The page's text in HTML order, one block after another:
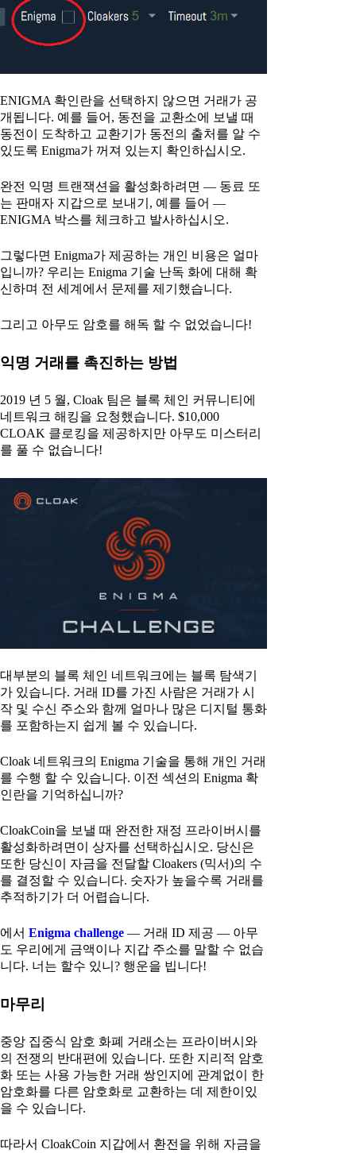
ENIGMA 확인란을 선택하지 않으면 거래가 공
개됩니다. 예를 들어, 동전을 교환소에 보낼 때
동전이 도착하고 교환기가 동전의 출처를 알 수
있도록 Enigma가 꺼져 있는지 확인하십시오.
완전 익명 트랜잭션을 활성화하려면 — 동료 또
는 판매자 지갑으로 보내기, 예를 들어 —
ENIGMA 박스를 체크하고 발사하십시오.
그렇다면 Enigma가 제공하는 개인 비용은 얼마
입니까? 우리는 Enigma 기술 난독 화에 대해 확
신하며 전 세계에서 문제를 제기했습니다.
그리고 아무도 암호를 해독 할 수 없었습니다!
익명 거래를 촉진하는 방법
2019 년 5 월, Cloak 팀은 블록 체인 커뮤니티에
네트워크 해킹을 요청했습니다. $10,000
CLOAK 클로킹을 제공하지만 아무도 미스터리
를 풀 수 없습니다!
대부분의 블록 체인 네트워크에는 블록 탐색기
가 있습니다. 거래 ID를 가진 사람은 거래가 시
작 및 수신 주소와 함께 얼마나 많은 디지털 통화
를 포함하는지 쉽게 볼 수 있습니다.
Cloak 네트워크의 Enigma 기술을 통해 개인 거래
를 수행 할 수 있습니다. 이전 섹션의 Enigma 확
인란을 기억하십니까?
CloakCoin을 보낼 때 완전한 재정 프라이버시를
활성화하려면이 상자를 선택하십시오. 당신은
또한 당신이 자금을 전달할 Cloakers (믹서)의 수
를 결정할 수 있습니다. 숫자가 높을수록 거래를
추적하기가 더 어렵습니다.
에서 Enigma challenge — 거래 ID 제공 — 아무
도 우리에게 금액이나 지갑 주소를 말할 수 없습
니다. 너는 할수 있니? 행운을 빕니다!
마무리
중앙 집중식 암호 화폐 거래소는 프라이버시와
의 전쟁의 반대편에 있습니다. 또한 지리적 암호
화 또는 사용 가능한 거래 쌍인지에 관계없이 한
암호화를 다른 암호화로 교환하는 데 제한이있
을 수 있습니다.
따라서 CloakCoin 지갑에서 환전을 위해 자금을